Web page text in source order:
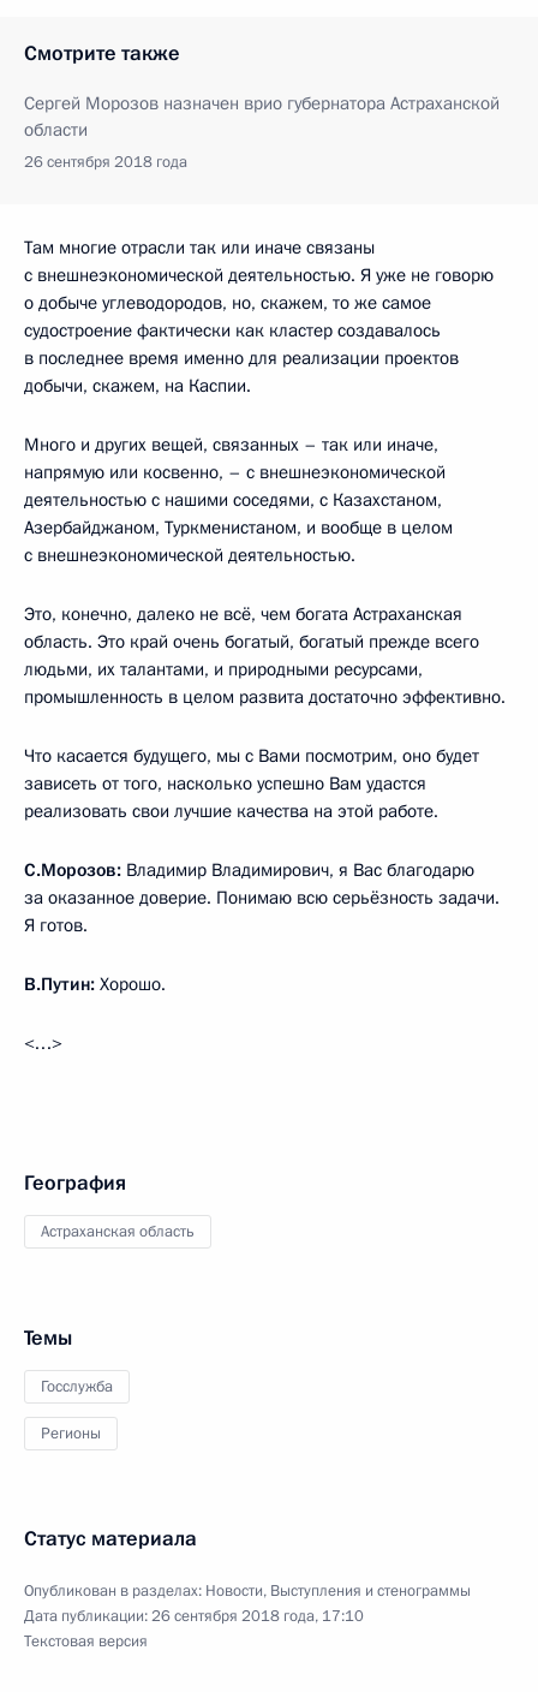
Смотрите также
Сергей Морозов назначен врио губернатора Астраханской
области
26 сентября 2018 года
Там многие отрасли так или иначе связаны
с внешнеэкономической деятельностью. Я уже не говорю
о добыче углеводородов, но, скажем, то же самое
судостроение фактически как кластер создавалось
в последнее время именно для реализации проектов
добычи, скажем, на Каспии.
Много и других вещей, связанных – так или иначе,
напрямую или косвенно, – с внешнеэкономической
деятельностью с нашими соседями, с Казахстаном,
Азербайджаном, Туркменистаном, и вообще в целом
с внешнеэкономической деятельностью.
Это, конечно, далеко не всё, чем богата Астраханская
область. Это край очень богатый, богатый прежде всего
людьми, их талантами, и природными ресурсами,
промышленность в целом развита достаточно эффективно.
Что касается будущего, мы с Вами посмотрим, оно будет
зависеть от того, насколько успешно Вам удастся
реализовать свои лучшие качества на этой работе.
С.Морозов: Владимир Владимирович, я Вас благодарю
за оказанное доверие. Понимаю всю серьёзность задачи.
Я готов.
В.Путин: Хорошо.
<…>
География
Астраханская область
Темы
Госслужба
Регионы
Статус материала
Опубликован в разделах: Новости, Выступления и стенограммы
Дата публикации:26 сентября 2018 года, 17:10
Текстовая версия